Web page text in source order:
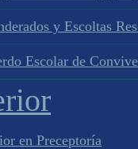
y Escoltas
Escolar de
en Preceptoría